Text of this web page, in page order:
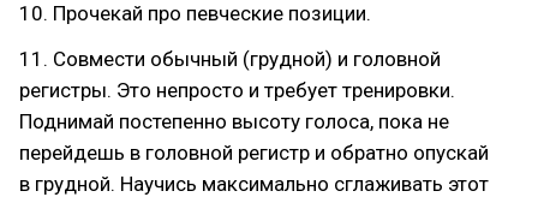
10. Прочекай про певческие позиции.
11. Совмести обычный (грудной) и головной
регистры. Это непросто и требует тренировки.
Поднимай постепенно высоту голоса, пока не
перейдешь в головной регистр и обратно опускай
в грудной. Научись максимально сглаживать этот